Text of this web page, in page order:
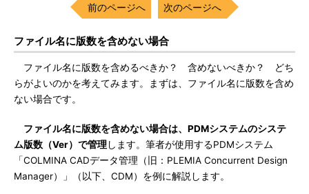
前のページへ 次のページへ
ファイル名に版数を含めない場合
ファイル名に版数を含めるべきか？ 含めないべきか？ どち
らがよいのかを考えてみます。まずは、ファイル名に版数を含め
ない場合です。
ファイル名に版数を含めない場合は、PDMシステムのシステ
ム版数（Ver）で管理します。筆者が使用するPDMシステム
「COLMINA CADデータ管理（旧：PLEMIA Concurrent Design
Manager）」（以下、CDM）を例に解説します。